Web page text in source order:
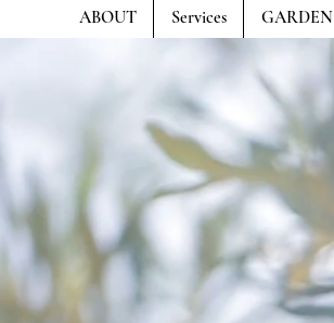
ABOUT Services GARDEN